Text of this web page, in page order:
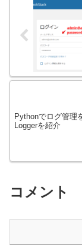
Pythonでログ管理
Loggerを紹介
コメント